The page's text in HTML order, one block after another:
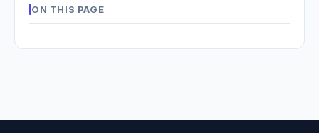
ON THIS PAGE